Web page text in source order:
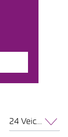
24 Veicoli per pagina